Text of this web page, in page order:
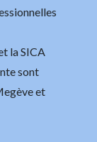
la SICA
sont
et